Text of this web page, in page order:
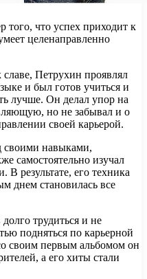
что успех приходит к
целенаправленно
Петрухин проявлял
и был готов учиться и
лучше. Он делал упор на
но не забывал и о
своей карьерой.
своими навыками,
самостоятельно изучал
результате, его техника
днем становилась все
трудиться и не
подняться по карьерной
своим первым альбомом он
а его хиты стали